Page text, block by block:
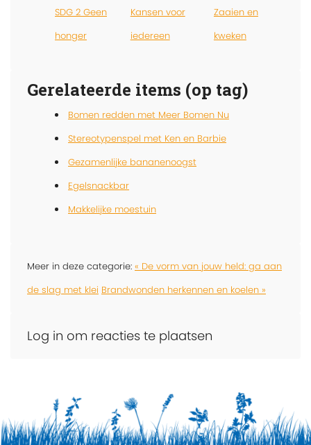
SDG 2 Geen
honger
Kansen voor
iedereen
Zaaien en
kweken
Gerelateerde items (op tag)
Bomen redden met Meer Bomen Nu
Stereotypenspel met Ken en Barbie
Gezamenlijke bananenoogst
Egelsnackbar
Makkelijke moestuin
Meer in deze categorie: « De vorm van jouw held: ga aan
de slag met klei Brandwonden herkennen en koelen »
Log in om reacties te plaatsen